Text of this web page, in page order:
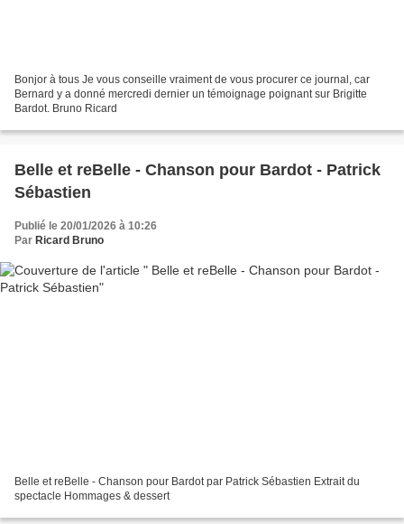
Bonjor à tous Je vous conseille vraiment de vous procurer ce journal, car
Bernard y a donné mercredi dernier un témoignage poignant sur Brigitte
Bardot. Bruno Ricard
Belle et reBelle - Chanson pour Bardot - Patrick
Sébastien
Publié le 20/01/2026 à 10:26
Par Ricard Bruno
Belle et reBelle - Chanson pour Bardot par Patrick Sébastien Extrait du
spectacle Hommages & dessert